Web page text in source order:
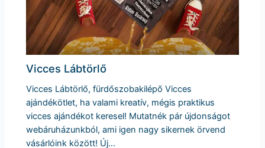
Vicces Lábtörlő
Vicces Lábtörlő, fürdőszobakilépő Vicces
ajándékötlet, ha valami kreatív, mégis praktikus
vicces ajándékot keresel! Mutatnék pár újdonságot
webáruházunkból, ami igen nagy sikernek örvend
vásárlóink között! Új…